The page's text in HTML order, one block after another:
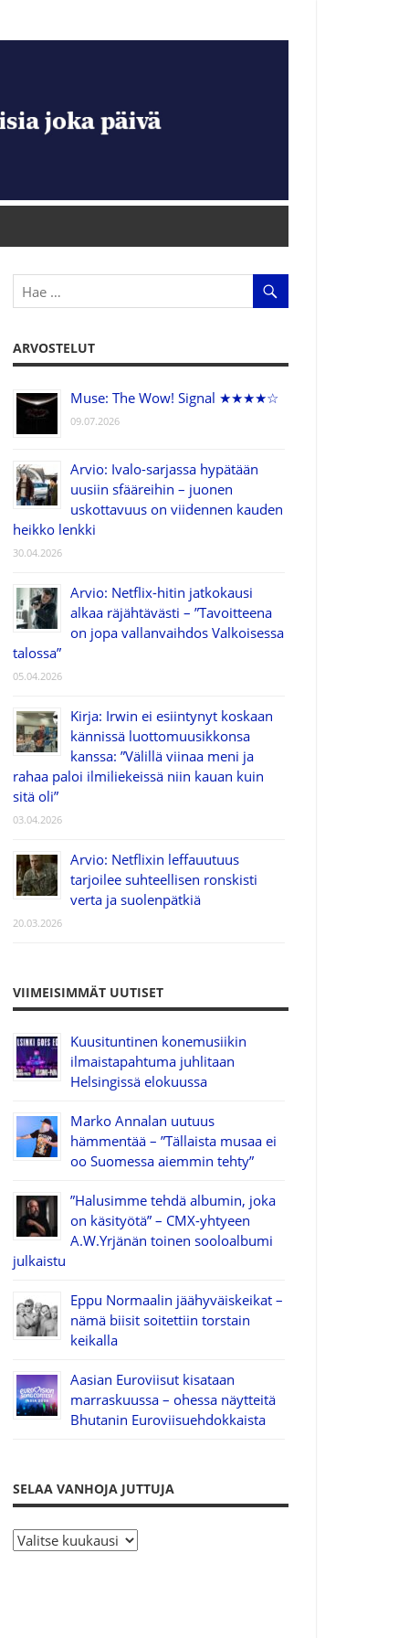
ARVOSTELUT
Muse: The Wow! Signal ★★★★☆
09.07.2026
Arvio: Ivalo-sarjassa hypätään
uusiin sfääreihin – juonen
uskottavuus on viidennen kauden
heikko lenkki
30.04.2026
Arvio: Netflix-hitin jatkokausi
alkaa räjähtävästi – ”Tavoitteena
on jopa vallanvaihdos Valkoisessa
talossa”
05.04.2026
Kirja: Irwin ei esiintynyt koskaan
kännissä luottomuusikkonsa
kanssa: ”Välillä viinaa meni ja
rahaa paloi ilmiliekeissä niin kauan kuin
sitä oli”
03.04.2026
Arvio: Netflixin leffauutuus
tarjoilee suhteellisen ronskisti
verta ja suolenpätkiä
20.03.2026
VIIMEISIMMÄT UUTISET
Kuusituntinen konemusiikin
ilmaistapahtuma juhlitaan
Helsingissä elokuussa
Marko Annalan uutuus
hämmentää – ”Tällaista musaa ei
oo Suomessa aiemmin tehty”
”Halusimme tehdä albumin, joka
on käsityötä” – CMX-yhtyeen
A.W.Yrjänän toinen sooloalbumi
julkaistu
Eppu Normaalin jäähyväiskeikat –
nämä biisit soitettiin torstain
keikalla
Aasian Euroviisut kisataan
marraskuussa – ohessa näytteitä
Bhutanin Euroviisuehdokkaista
SELAA VANHOJA JUTTUJA
S